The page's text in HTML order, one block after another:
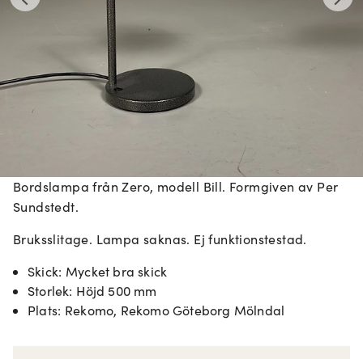
Bordslampa från Zero, modell Bill. Formgiven av Per
Sundstedt.
Bruksslitage. Lampa saknas. Ej funktionstestad.
Skick: Mycket bra skick
Storlek: Höjd 500 mm
Plats: Rekomo, Rekomo Göteborg Mölndal